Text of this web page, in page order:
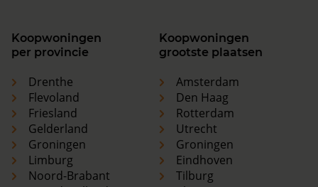
Koopwoningen
per provincie
Drenthe
Flevoland
Friesland
Gelderland
Groningen
Limburg
Noord-Brabant
Koopwoningen
grootste plaatsen
Amsterdam
Den Haag
Rotterdam
Utrecht
Groningen
Eindhoven
Tilburg